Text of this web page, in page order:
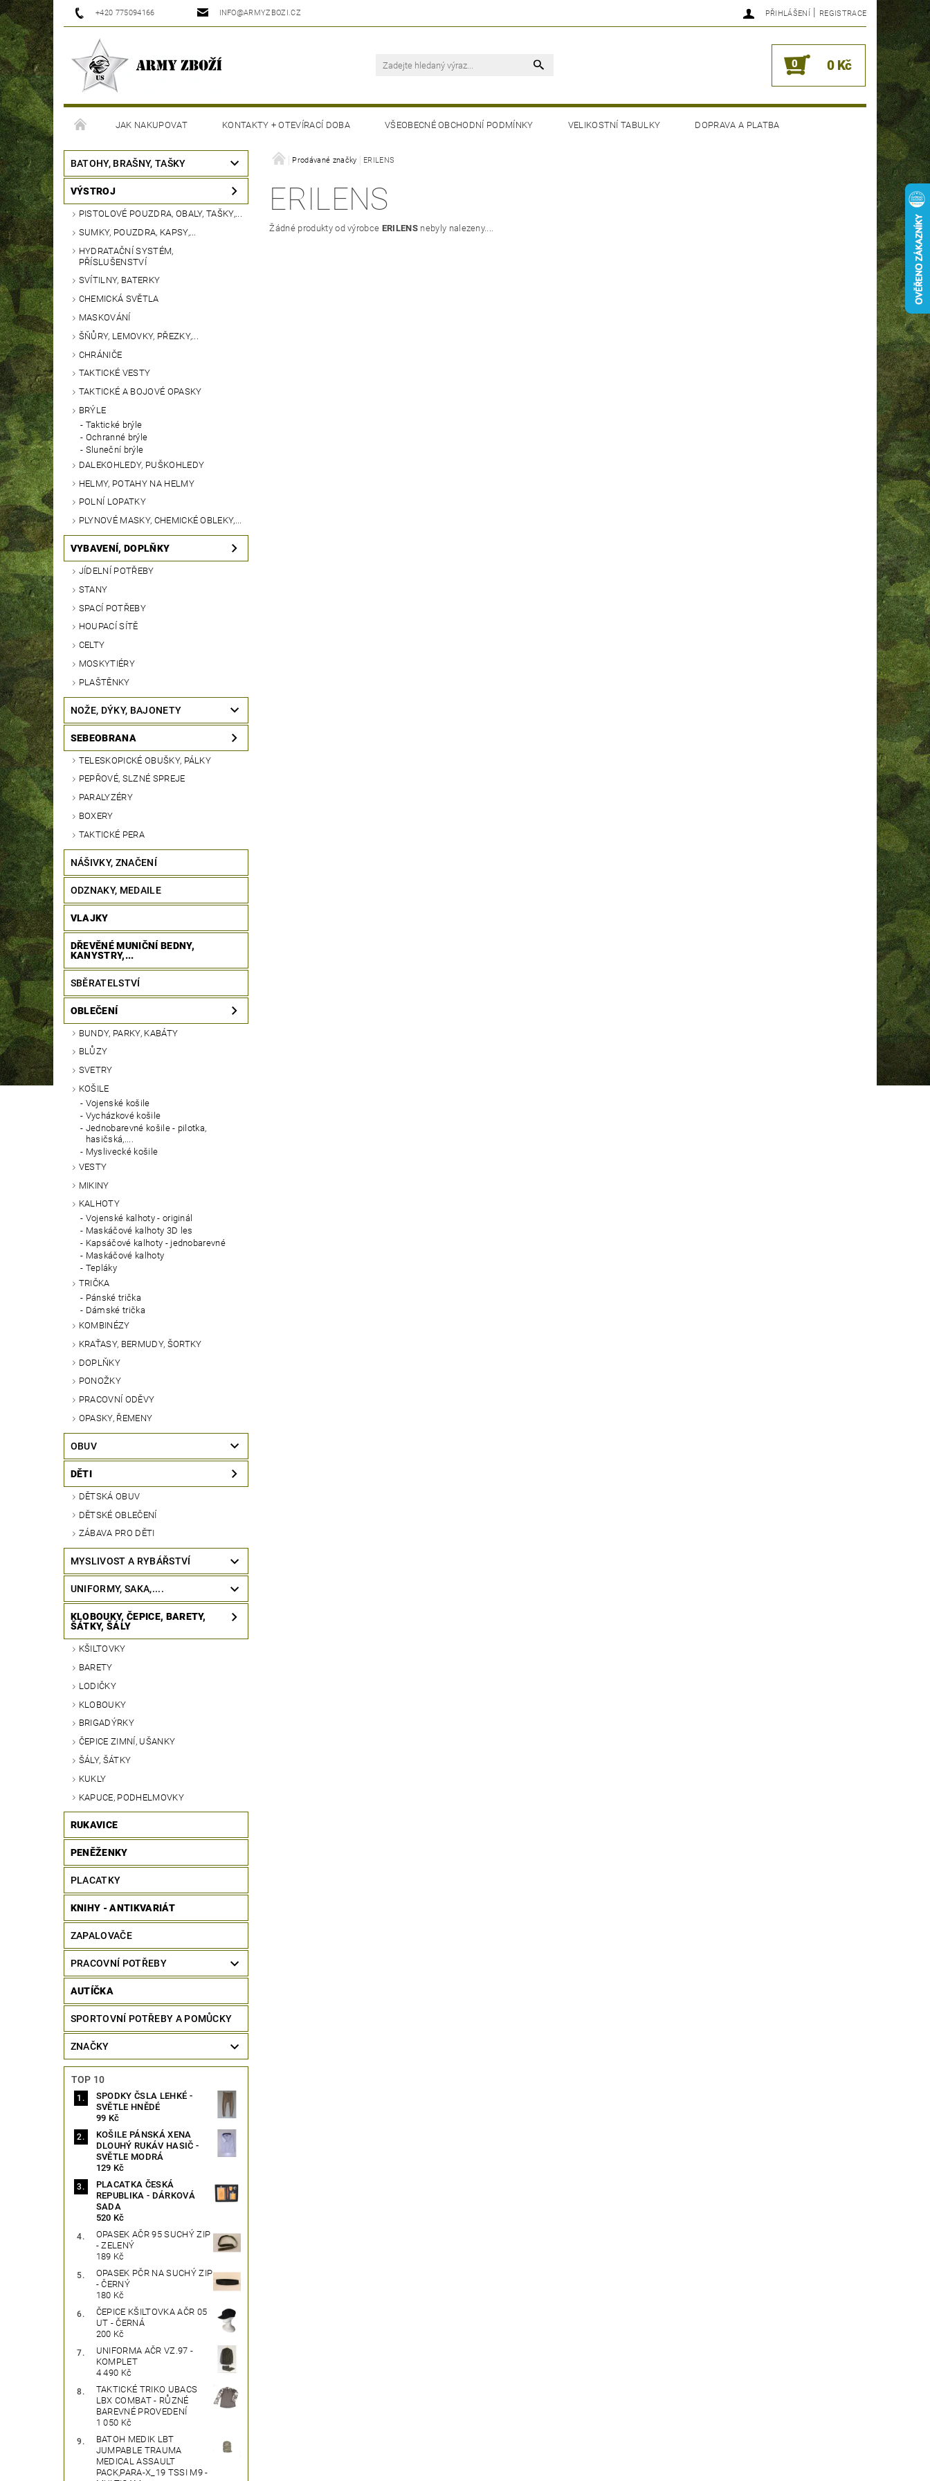
+420 775094166 INFO@ARMYZBOZI.CZ PŘIHLÁŠENÍ | REGISTRACE
0 0 Kč
JAK NAKUPOVAT KONTAKTY + OTEVÍRACÍ DOBA VŠEOBECNÉ OBCHODNÍ PODMÍNKY VELIKOSTNÍ TABULKY DOPRAVA A PLATBA
MOJE OBJEDNÁVKA
BATOHY, BRAŠNY, TAŠKY
VÝSTROJ
PISTOLOVÉ POUZDRA, OBALY, TAŠKY,...
SUMKY, POUZDRA, KAPSY,...
HYDRATAČNÍ SYSTÉM,
PŘÍSLUŠENSTVÍ
SVÍTILNY, BATERKY
CHEMICKÁ SVĚTLA
MASKOVÁNÍ
ŠŇŮRY, LEMOVKY, PŘEZKY,...
CHRÁNIČE
TAKTICKÉ VESTY
TAKTICKÉ A BOJOVÉ OPASKY
BRÝLE
Taktické brýle
Ochranné brýle
Sluneční brýle
DALEKOHLEDY, PUŠKOHLEDY
HELMY, POTAHY NA HELMY
POLNÍ LOPATKY
PLYNOVÉ MASKY, CHEMICKÉ OBLEKY,...
VYBAVENÍ, DOPLŇKY
JÍDELNÍ POTŘEBY
STANY
SPACÍ POTŘEBY
HOUPACÍ SÍTĚ
CELTY
MOSKYTIÉRY
PLAŠTĚNKY
NOŽE, DÝKY, BAJONETY
SEBEOBRANA
TELESKOPICKÉ OBUŠKY, PÁLKY
PEPŘOVÉ, SLZNÉ SPREJE
PARALYZÉRY
BOXERY
TAKTICKÉ PERA
NÁŠIVKY, ZNAČENÍ
ODZNAKY, MEDAILE
VLAJKY
DŘEVĚNÉ MUNIČNÍ BEDNY,
KANYSTRY,...
SBĚRATELSTVÍ
OBLEČENÍ
BUNDY, PARKY, KABÁTY
BLŮZY
SVETRY
KOŠILE
Vojenské košile
Vycházkové košile
Jednobarevné košile - pilotka,
hasičská,....
Myslivecké košile
VESTY
MIKINY
KALHOTY
Vojenské kalhoty - originál
Maskáčové kalhoty 3D les
Kapsáčové kalhoty - jednobarevné
Maskáčové kalhoty
Tepláky
TRIČKA
Pánské trička
Dámské trička
KOMBINÉZY
KRAŤASY, BERMUDY, ŠORTKY
DOPLŇKY
PONOŽKY
PRACOVNÍ ODĚVY
OPASKY, ŘEMENY
OBUV
DĚTI
DĚTSKÁ OBUV
DĚTSKÉ OBLEČENÍ
ZÁBAVA PRO DĚTI
MYSLIVOST A RYBÁŘSTVÍ
UNIFORMY, SAKA,....
KLOBOUKY, ČEPICE, BARETY,
ŠÁTKY, ŠÁLY
KŠILTOVKY
BARETY
LODIČKY
KLOBOUKY
BRIGADÝRKY
ČEPICE ZIMNÍ, UŠANKY
ŠÁLY, ŠÁTKY
KUKLY
KAPUCE, PODHELMOVKY
RUKAVICE
PENĚŽENKY
PLACATKY
KNIHY - ANTIKVARIÁT
ZAPALOVAČE
PRACOVNÍ POTŘEBY
AUTÍČKA
SPORTOVNÍ POTŘEBY A POMŮCKY
ZNAČKY
TOP 10
SPODKY ČSLA LEHKÉ -
SVĚTLE HNĚDÉ
99 Kč
KOŠILE PÁNSKÁ XENA
DLOUHÝ RUKÁV HASIČ -
SVĚTLE MODRÁ
129 Kč
PLACATKA ČESKÁ
REPUBLIKA - DÁRKOVÁ
SADA
520 Kč
OPASEK AČR 95 SUCHÝ ZIP
- ZELENÝ
189 Kč
OPASEK PČR NA SUCHÝ ZIP
- ČERNÝ
180 Kč
ČEPICE KŠILTOVKA AČR 05
UT - ČERNÁ
200 Kč
UNIFORMA AČR VZ.97 -
KOMPLET
4 490 Kč
TAKTICKÉ TRIKO UBACS
LBX COMBAT - RŮZNÉ
BAREVNÉ PROVEDENÍ
1 050 Kč
BATOH MEDIK LBT
JUMPABLE TRAUMA
MEDICAL ASSAULT
PACK,PARA-X_19 TSSI M9 -
Prodávané značky ERILENS
ERILENS
Žádné produkty od výrobce ERILENSnebyly nalezeny....